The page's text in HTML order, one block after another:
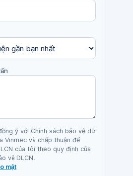
ý với Chính sách bảo vệ dữ
Vinmec và chấp thuận để
của tôi theo quy định của
vệ DLCN.
mật